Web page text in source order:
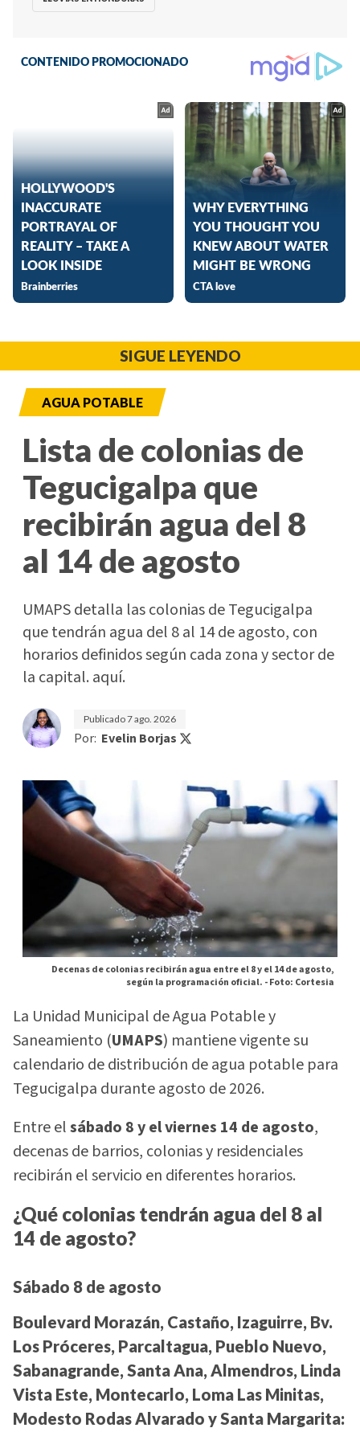
SIGUE LEYENDO
AGUA POTABLE
Lista de colonias de
Tegucigalpa que
recibirán agua del 8
al 14 de agosto
UMAPS detalla las colonias de Tegucigalpa
que tendrán agua del 8 al 14 de agosto, con
horarios definidos según cada zona y sector de
la capital. aquí.
Publicado7 ago. 2026
Por: Evelin Borjas
Decenas de colonias recibirán agua entre el 8 y el 14 de agosto,
según la programación oficial. -Foto: Cortesia
La Unidad Municipal de Agua Potable y
Saneamiento (UMAPS) mantiene vigente su
calendario de distribución de agua potable para
Tegucigalpa durante agosto de 2026.
Entre elsábado 8 y el viernes 14 de agosto,
decenas de barrios, colonias y residenciales
recibirán el servicio en diferentes horarios.
¿Qué colonias tendrán agua del 8 al
14 de agosto?
Sábado 8 de agosto
Boulevard Morazán, Castaño, Izaguirre, Bv.
Los Próceres, Parcaltagua, Pueblo Nuevo,
Sabanagrande, Santa Ana, Almendros, Linda
Vista Este, Montecarlo, Loma Las Minitas,
Modesto Rodas Alvarado y Santa Margarita: